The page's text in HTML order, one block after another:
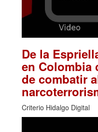
De la
en Colombia
de combatir
Criterio Hidalgo Digital